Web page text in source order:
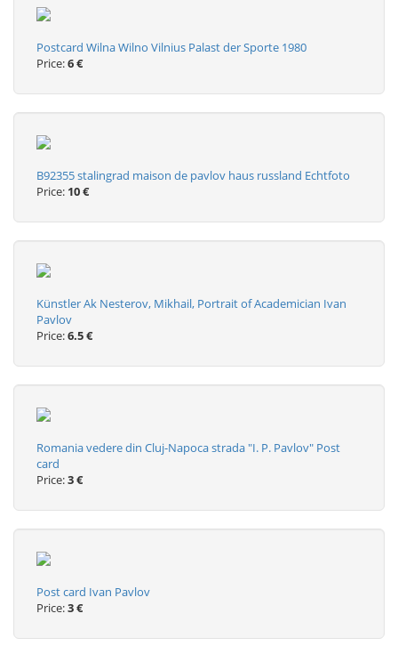
Postcard Wilna Wilno Vilnius Palast der Sporte 1980
Price:6 €
B92355 stalingrad maison de pavlov haus russland Echtfoto
Price: 10 €
Künstler Ak Nesterov, Mikhail, Portrait of Academician Ivan
Pavlov
Price:6.5 €
Romania vedere din Cluj-Napoca strada "I. P. Pavlov" Post
card
Price:3 €
Post card Ivan Pavlov
Price:3 €